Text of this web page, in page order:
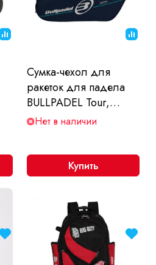
Сумка-чехол для
ракеток для падела
BULLPADEL Tour,
56х29х28 см.
Нет в наличии
Купить